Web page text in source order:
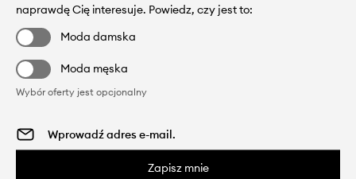
naprawdę Cię interesuje. Powiedz, czy jest to:
Moda damska
Moda męska
Wybór oferty jest opcjonalny
Zapisz mnie